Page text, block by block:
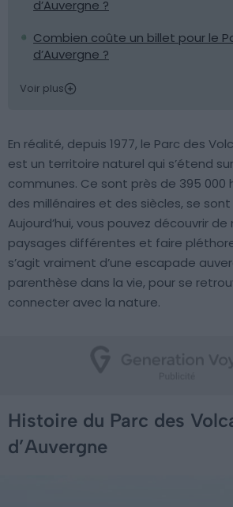
d’Auvergne ?
Combien coûte un billet pour le
d’Auvergne ?
Voir plus
En réalité, depuis 1977, le Parc des
est un territoire naturel qui s’étend
communes. Ce sont près de 395 000
des millénaires et des siècles, se
Aujourd’hui, vous pouvez découvrir
paysages différentes et faire
s’agit vraiment d’une escapade
parenthèse dans la vie, pour se
connecter avec la nature.
Histoire du Parc des
d’Auvergne